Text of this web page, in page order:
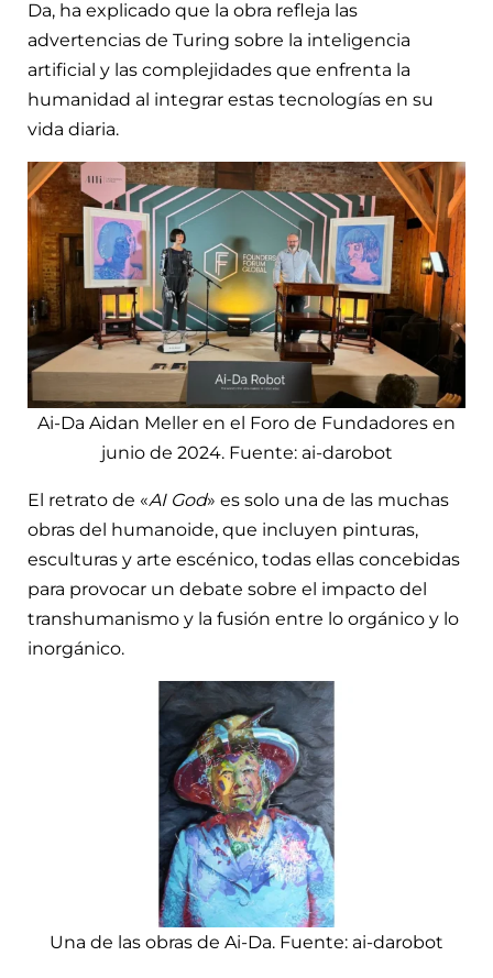
Da, ha explicado que la obra refleja las
advertencias de Turing sobre la inteligencia
artificial y las complejidades que enfrenta la
humanidad al integrar estas tecnologías en su
vida diaria.
Ai-Da Aidan Meller en el Foro de Fundadores en
junio de 2024. Fuente: ai-darobot
El retrato de «AI God» es solo una de las muchas
obras del humanoide, que incluyen pinturas,
esculturas y arte escénico, todas ellas concebidas
para provocar un debate sobre el impacto del
transhumanismo y la fusión entre lo orgánico y lo
inorgánico.
Una de las obras de Ai-Da. Fuente: ai-darobot